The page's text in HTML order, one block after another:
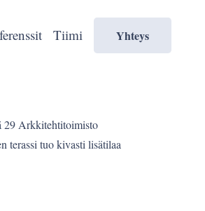
Tiimi Yhteys
29 Arkkitehtitoimisto
terassi tuo kivasti lisätilaa